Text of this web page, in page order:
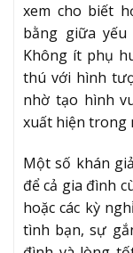
xem cho biết
bằng giữa
Không ít phụ
thú với hình
nhờ tạo hình
xuất hiện trong
Một số khán
để cả gia đình
hoặc các kỳ
tình bạn, sự